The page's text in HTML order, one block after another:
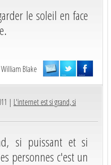
le soleil en face
William Blake
| L'internet est si grand, si
si puissant et si
personnes c'est un